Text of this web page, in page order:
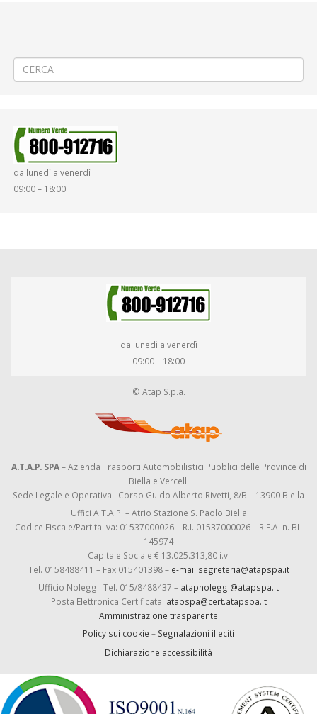
da lunedì a venerdì
09:00 – 18:00
da lunedì a venerdì
09:00 – 18:00
© Atap S.p.a.
A.T.A.P. SPA– Azienda Trasporti Automobilistici Pubblici delle Province di
Biella e Vercelli
Sede Legale e Operativa : Corso Guido Alberto Rivetti, 8/B – 13900 Biella
Uffici A.T.A.P. – Atrio Stazione S. Paolo Biella
Codice Fiscale/Partita Iva: 01537000026 – R.I. 01537000026 – R.E.A. n. BI-
145974
Capitale Sociale € 13.025.313,80 i.v.
Tel. 0158488411 – Fax 015401398 – e-mail segreteria@atapspa.it
Ufficio Noleggi: Tel. 015/8488437 – atapnoleggi@atapspa.it
Posta Elettronica Certificata: atapspa@cert.atapspa.it
Amministrazione trasparente
Policy sui cookie – Segnalazioni illeciti
Dichiarazione accessibilità